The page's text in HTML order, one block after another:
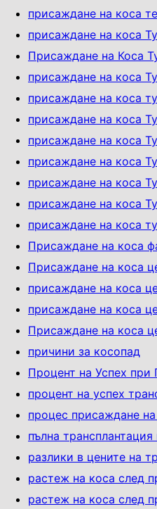
присаждане на коса
присаждане на коса
Присаждане на Коса
присаждане на коса
присаждане на коса
присаждане на коса
присаждане на коса
присаждане на коса
присаждане на коса
присаждане на коса
присаждане на коса
Присаждане на коса
Присаждане на коса
присаждане на коса
присаждане на коса
Присаждане на коса
причини за косопад
Процент на Успех
процент на успех
процес присаждане
пълна трансплантация
разлики в цените на
растеж на коса след
растеж на коса след